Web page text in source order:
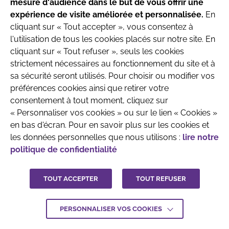
QUI SOMMES-NOUS MENTIONS LÉGALES
CONTACTEZ-NOUS
CRÉDITS :LA JUNGLE
produits destinés aux nourrissons jusqu’à l’âge
de 6 mois.
Parlez avec votre pédiatre ou le professionnel
de santé qui prend en charge votre enfant
avant toute prise de décision.
J'ai compris
mesure d'audience dans le but de vous offrir une
expérience de visite améliorée et personnalisée. En
cliquant sur « Tout accepter », vous consentez à
l'utilisation de tous les cookies placés sur notre site. En
cliquant sur « Tout refuser », seuls les cookies
strictement nécessaires au fonctionnement du site et à
sa sécurité seront utilisés. Pour choisir ou modifier vos
préférences cookies ainsi que retirer votre
consentement à tout moment, cliquez sur
« Personnaliser vos cookies » ou sur le lien « Cookies »
en bas d'écran. Pour en savoir plus sur les cookies et
les données personnelles que nous utilisons : lire notre
politique de confidentialité
TOUT ACCEPTER TOUT REFUSER
PERSONNALISER VOS COOKIES